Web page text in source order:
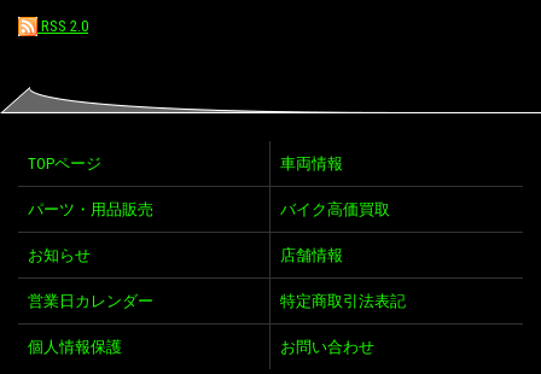
RSS 2.0
TOPページ 車両情報
パーツ・用品販売 バイク高価買取
お知らせ 店舗情報
営業日カレンダー 特定商取引法表記
個人情報保護 お問い合わせ